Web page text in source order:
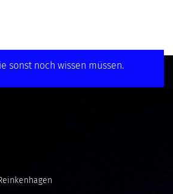
sonst noch wissen müssen.